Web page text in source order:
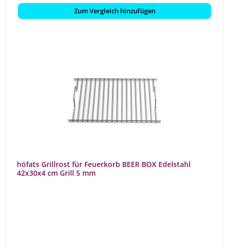
Zum Vergleich hinzufügen
höfats Grillrost für Feuerkorb BEER BOX Edelstahl
42x30x4 cm Grill 5 mm